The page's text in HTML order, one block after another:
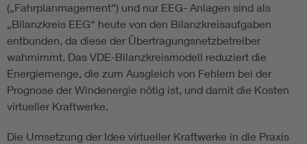
(„Fahrplanmagement“) und nur EEG- Anlagen sind als
„Bilanzkreis EEG“ heute von den Bilanzkreisaufgaben
entbunden, da diese der Übertragungsnetzbetreiber
wahrnimmt. Das VDE-Bilanzkreismodell reduziert die
Energiemenge, die zum Ausgleich von Fehlern bei der
Prognose der Windenergie nötig ist, und damit die Kosten
virtueller Kraftwerke.
Die Umsetzung der Idee virtueller Kraftwerke in die Praxis